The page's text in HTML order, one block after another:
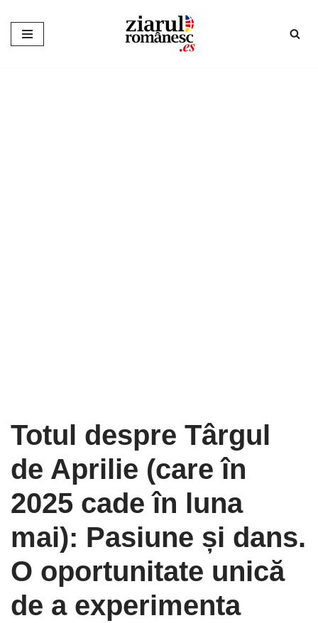
Sari
Totul despre Târgul
de Aprilie (care în
2025 cade în luna
mai): Pasiune și dans.
O oportunitate unică
de a experimenta